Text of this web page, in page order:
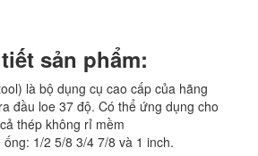
sản phẩm:
là bộ dụng cụ cao cấp của hãng
đầu loe 37 độ. Có thể ứng dụng cho
thép không rỉ mềm
1/2 5/8 3/4 7/8 và 1 inch.